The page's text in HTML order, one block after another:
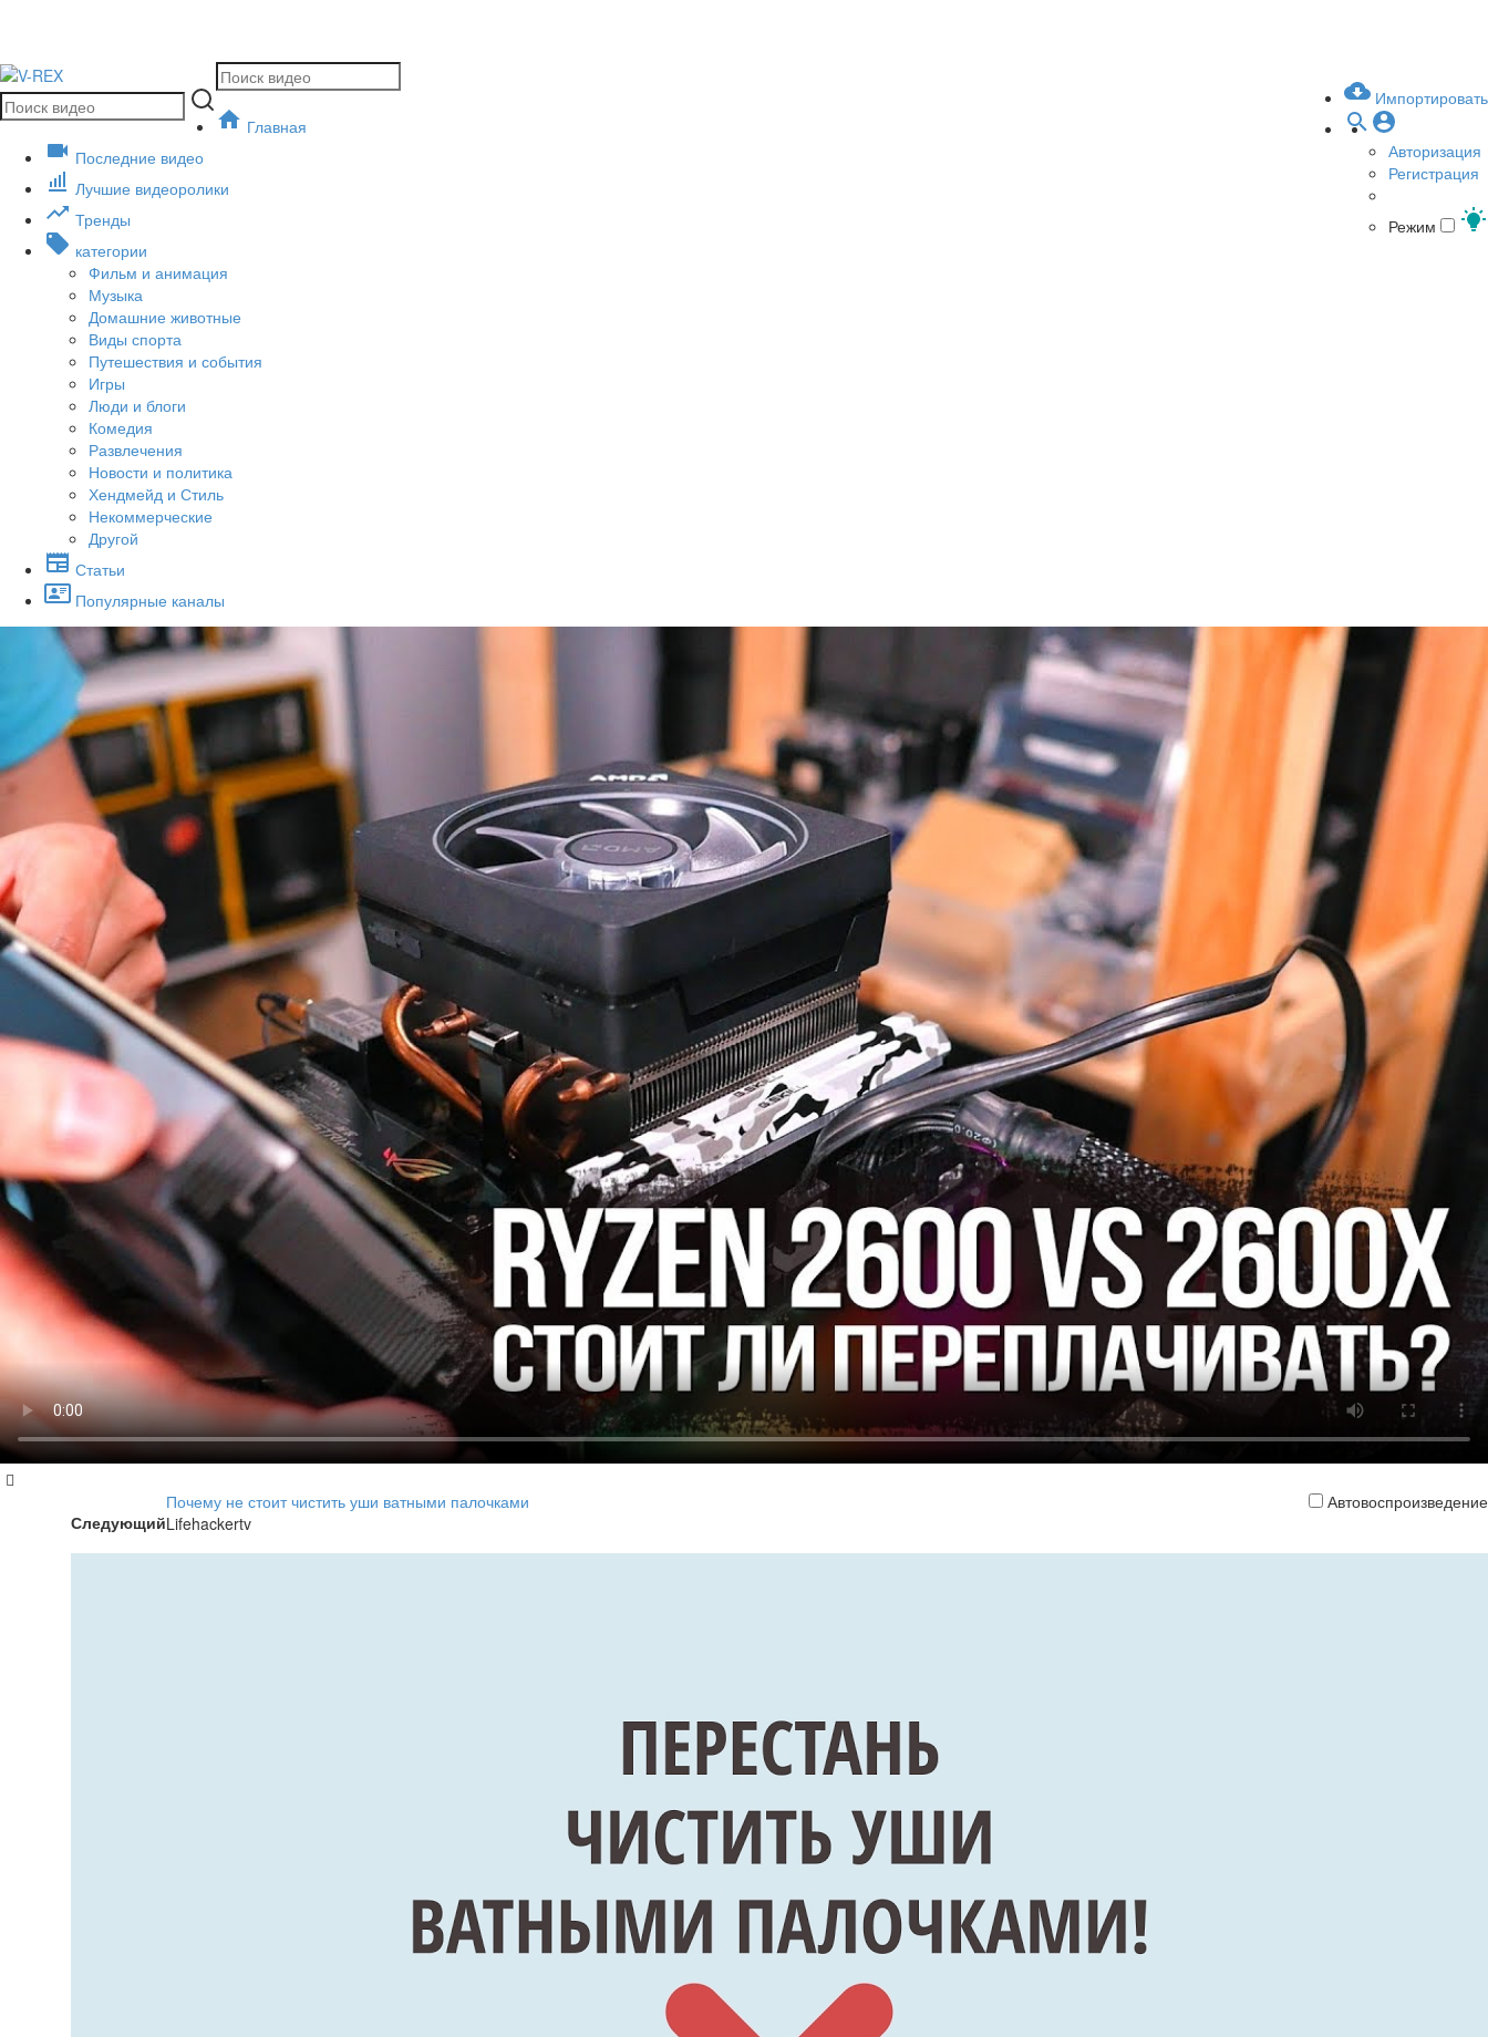
Импортировать
Авторизация
Регистрация
Режим
Главная
Последние видео
Лучшие видеоролики
Тренды
категории
Фильм и анимация
Музыка
Домашние животные
Виды спорта
Путешествия и события
Игры
Люди и блоги
Комедия
Развлечения
Новости и политика
Хендмейд и Стиль
Некоммерческие
Другой
Статьи
Популярные каналы
Следующий
Автовоспроизведение
Почему не стоит чистить уши ватными палочками
Lifehackertv